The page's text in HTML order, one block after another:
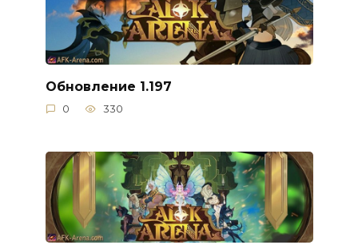
Обновление 1.197
0 330